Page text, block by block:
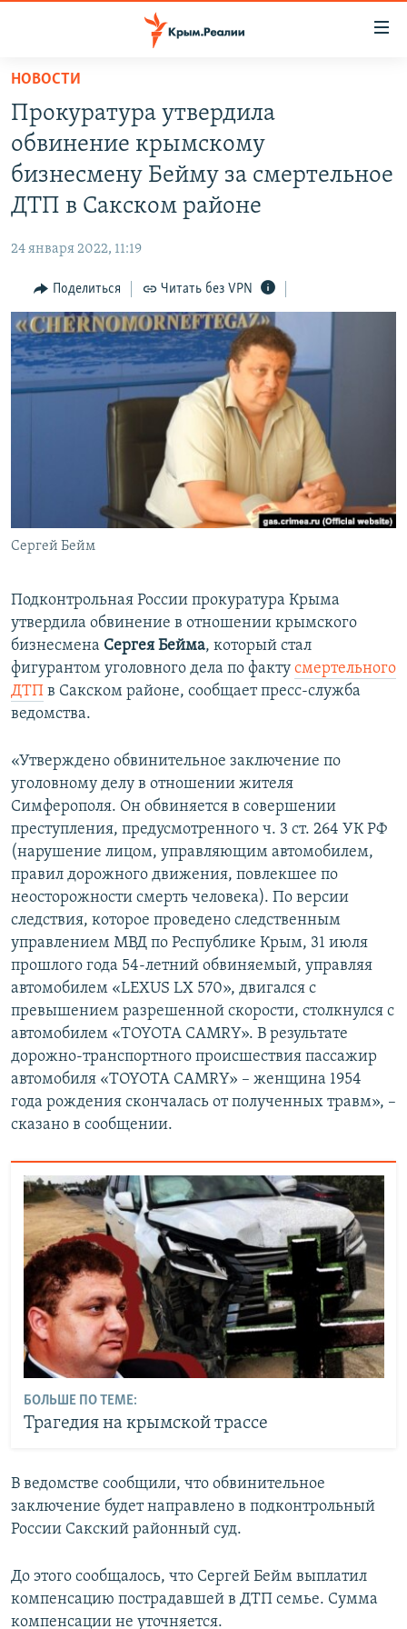
Вернуться
основному
содержанию
Вернутся
главной
Вернутся
поиску
СПЕЦПРОЕКТЫ
КАРТА ВОЕННЫХ ОБЪЕКТОВ КРЫМА
ВОДА
ИСТОРИЯ
ИНТЕРАКТИВ
ИНФОГРАФИКА
ТЕЛЕПРОЕКТ КРЫМ.РЕАЛИИ
СОВЕТЫ ПРАВОЗАЩИТНИКОВ
ПРОПАВШИЕ БЕЗ ВЕСТИ
ПОБЕДИТЕЛЕЙ НЕ СУДЯТ?
УКРАИНСКАЯ ПРОБЛЕМА КРЫМА
РАДІО СВОБОДА
КАК ОБОЙТИ БЛОКИРОВКУ
Українською
Qırımtatar
ПРИСОЕДИНЯЙТЕСЬ!
Все сайты RFE/RL
НОВОСТИ
Прокуратура утвердила
обвинение крымскому
бизнесмену Бейму за смертельное
ДТП в Сакском районе
24 января 2022, 11:19
Поделиться Читать без VPN
Сергей Бейм
Подконтрольная России прокуратура Крыма
утвердила обвинение в отношении крымского
бизнесмена Сергея Бейма, который стал
фигурантом уголовного дела по факту смертельного
ДТП в Сакском районе, сообщает пресс-служба
ведомства.
«Утверждено обвинительное заключение по
уголовному делу в отношении жителя
Симферополя. Он обвиняется в совершении
преступления, предусмотренного ч. 3 ст. 264 УК РФ
(нарушение лицом, управляющим автомобилем,
правил дорожного движения, повлекшее по
неосторожности смерть человека). По версии
следствия, которое проведено следственным
управлением МВД по Республике Крым, 31 июля
прошлого года 54-летний обвиняемый, управляя
автомобилем «LEXUS LX 570», двигался с
превышением разрешенной скорости, столкнулся с
автомобилем «TOYOTA CAMRY». В результате
дорожно-транспортного происшествия пассажир
автомобиля «TOYOTA CAMRY» – женщина 1954
года рождения скончалась от полученных травм», –
сказано в сообщении.
БОЛЬШЕ ПО ТЕМЕ:
Трагедия на крымской трассе
В ведомстве сообщили, что обвинительное
заключение будет направлено в подконтрольный
России Сакский районный суд.
До этого сообщалось, что Сергей Бейм выплатил
компенсацию пострадавшей в ДТП семье. Сумма
компенсации не уточняется.